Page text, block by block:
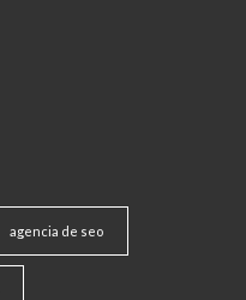
agencia de seo